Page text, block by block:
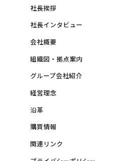
社長挨拶
社長インタビュー
会社概要
組織図・拠点案内
グループ会社紹介
経営理念
沿革
購買情報
関連リンク